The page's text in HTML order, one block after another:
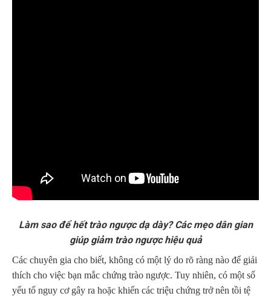
Làm sao để hết trào ngược dạ dày? Các mẹo dân gian
giúp giảm trào ngược hiệu quả
Các chuyên gia cho biết, không có một lý do rõ ràng nào để giải
thích cho việc bạn mắc chứng trào ngược. Tuy nhiên, có một số
yếu tố nguy cơ gây ra hoặc khiến các triệu chứng trở nên tồi tệ